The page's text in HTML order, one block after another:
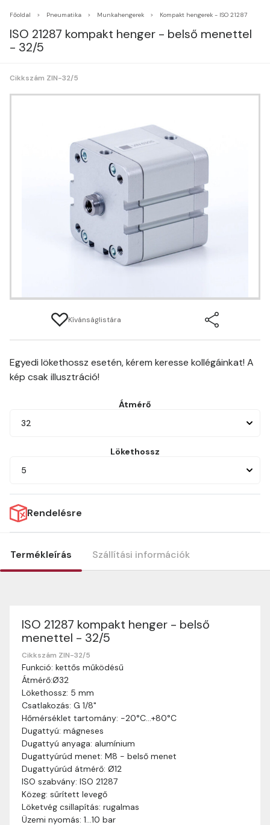
Főoldal Pneumatika Munkahengerek Kompakt hengerek - ISO 21287
ISO 21287 kompakt henger - belső menettel
- 32/5
Cikkszám ZIN-32/5
Kívánságlistára
Egyedi lökethossz esetén, kérem keresse kollégáinkat! A
kép csak illusztráció!
Átmérő
32
Lökethossz
5
Rendelésre
Termékleírás Szállítási információk
ISO 21287 kompakt henger - belső
menettel - 32/5
Cikkszám ZIN-32/5
Funkció: kettős működésű
Átmérő:Ø32
Lökethossz: 5 mm
Csatlakozás: G 1/8"
Hőmérséklet tartomány: -20°C…+80°C
Dugattyú: mágneses
Dugattyú anyaga: alumínium
Dugattyúrúd menet: M8 - belső menet
Dugattyúrúd átmérő: Ø12
ISO szabvány: ISO 21287
Közeg: sűrített levegő
Löketvég csillapítás: rugalmas
Üzemi nyomás: 1…10 bar
Szállítási információk
Nagyon köszönjük, hogy webshopunkat választottátok
vásárlásaitokhoz. Az alábbiakban megtaláljátok szállítási
információinkat, hogy a vásárlásotok gördülékenyen és
zökkenőmentesen történhessen.
Szállítási idő:
munkanapon belül kézbesítjük. Amennyiben
valamilyen okból kifolyólag a szállítás hosszabb
ideig tart, előre értesítünk benneteket.
Szállítási díj: A szállítási díj függ a termék súlyától
és a szállítási cím távolságától. A pontos szállítási
díjat a vásárlás folyamata során megtekinthetitek,
mielőtt a rendelést véglegesítitek.